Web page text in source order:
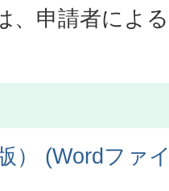
、申請者によ
） (Wordファ